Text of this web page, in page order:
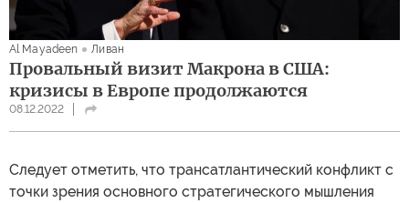
Al Mayadeen Ливан
Провальный визит Макрона в США:
кризисы в Европе продолжаются
08.12.2022
Следует отметить, что трансатлантический конфликт с
точки зрения основного стратегического мышления